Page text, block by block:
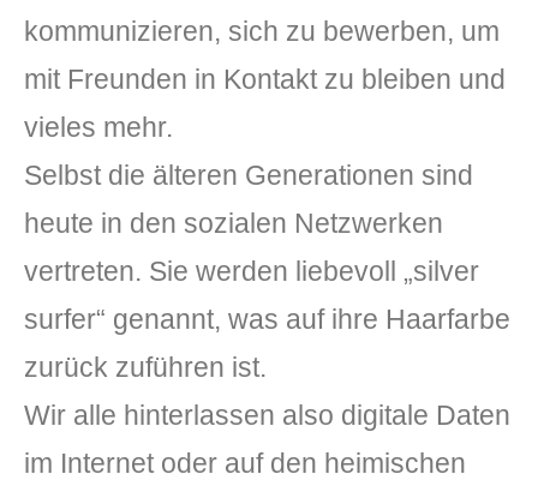
DLH Stick – Sicherheitskonzept
Hilfe
DLH Stick Bedienungsanleitung
Versionsinformationen
kommunizieren, sich zu bewerben, um
mit Freunden in Kontakt zu bleiben und
vieles mehr.
Selbst die älteren Generationen sind
heute in den sozialen Netzwerken
vertreten. Sie werden liebevoll „silver
surfer“ genannt, was auf ihre Haarfarbe
zurück zuführen ist.
Wir alle hinterlassen also digitale Daten
im Internet oder auf den heimischen